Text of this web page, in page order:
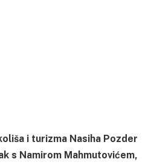
i turizma Nasiha Pozder
s Namirom Mahmutovićem,